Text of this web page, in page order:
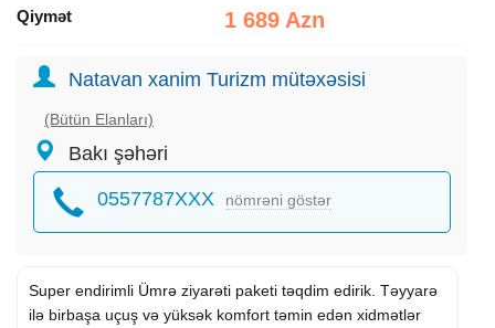
Qiymət 1 689 Azn
Natavan xanim Turizm mütəxəsisi
(Bütün Elanları)
Bakı şəhəri
0557787XXX nömrəni göstər
Super endirimli Ümrə ziyarəti paketi təqdim edirik. Təyyarə
ilə birbaşa uçuş və yüksək komfort təmin edən xidmətlər